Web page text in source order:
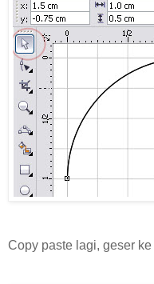
Copy paste lagi, geser